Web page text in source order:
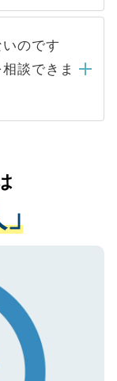
殺到する場
った人材の
ースが増え
。内定先へ
ナーが行い
りませんの
からの登録
人情報は、
転職活動の
お預かりし
本人の許可
ての厳密な
に付与され
済みです。
SSL（デー
ください。
のです
談できま
状況や紹介
ドバイスを
転職をされ
が可能です